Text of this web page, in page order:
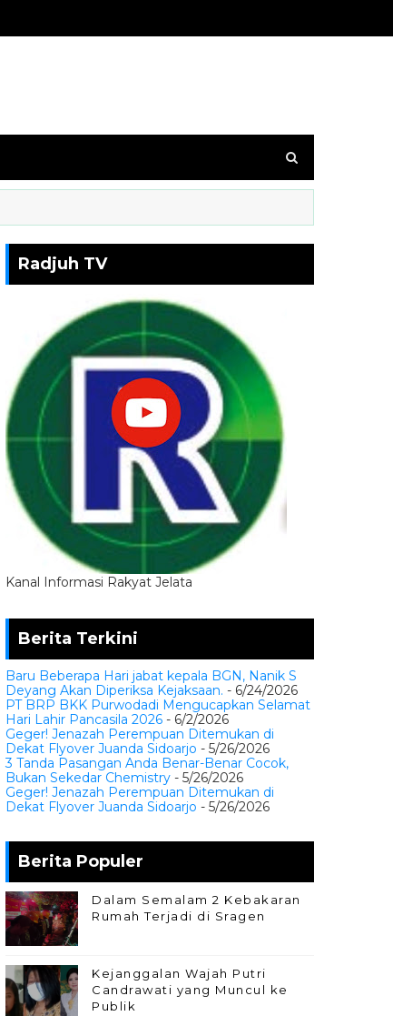
Radjuh TV
Kanal Informasi Rakyat Jelata
Berita Terkini
Baru Beberapa Hari jabat kepala BGN, Nanik S
Deyang Akan Diperiksa Kejaksaan. - 6/24/2026
PT BRP BKK Purwodadi Mengucapkan Selamat
Hari Lahir Pancasila 2026 - 6/2/2026
Geger! Jenazah Perempuan Ditemukan di
Dekat Flyover Juanda Sidoarjo - 5/26/2026
3 Tanda Pasangan Anda Benar-Benar Cocok,
Bukan Sekedar Chemistry - 5/26/2026
Geger! Jenazah Perempuan Ditemukan di
Dekat Flyover Juanda Sidoarjo - 5/26/2026
Berita Populer
Dalam Semalam 2 Kebakaran
Rumah Terjadi di Sragen
Kejanggalan Wajah Putri
Candrawati yang Muncul ke
Publik